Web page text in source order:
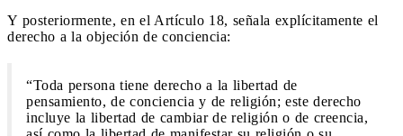
Y posteriormente, en el Artículo 18, señala explícitamente el
derecho a la objeción de conciencia:
“Toda persona tiene derecho a la libertad de
pensamiento, de conciencia y de religión; este derecho
incluye la libertad de cambiar de religión o de creencia,